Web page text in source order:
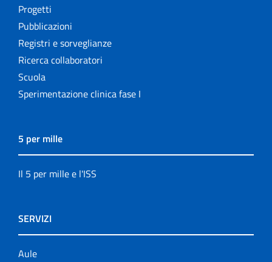
Progetti
Pubblicazioni
Registri e sorveglianze
Ricerca collaboratori
Scuola
Sperimentazione clinica fase I
5 per mille
Il 5 per mille e l'ISS
SERVIZI
Aule